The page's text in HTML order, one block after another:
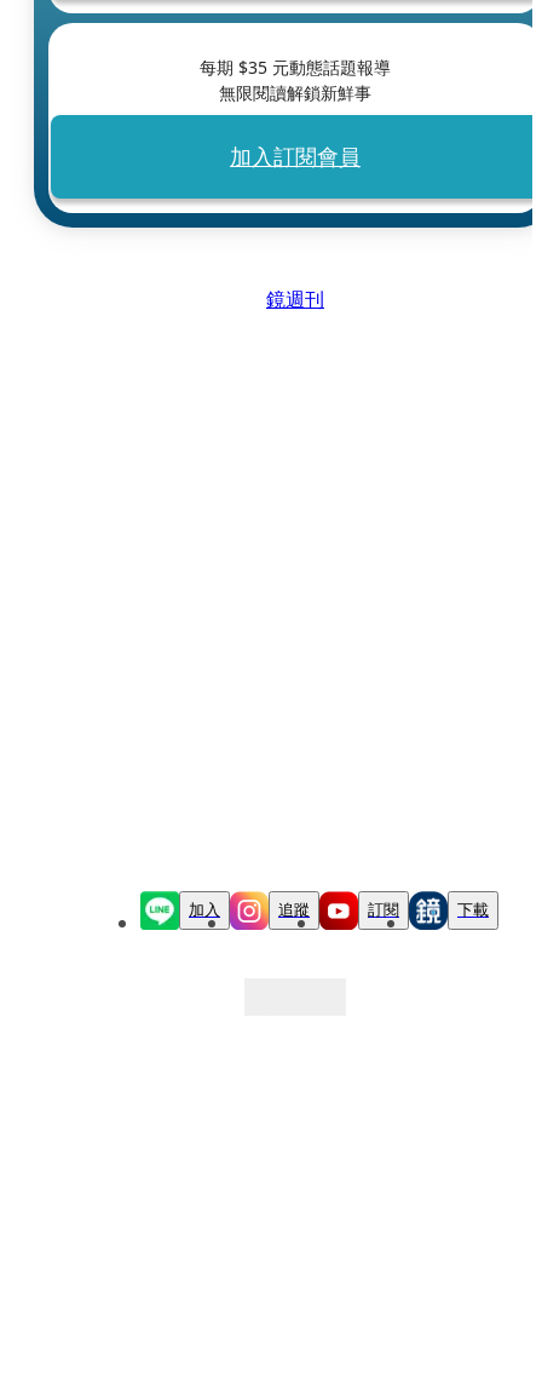
每期 $35 元動態話題報導
無限閱讀解鎖新鮮事
加入訂閱會員
鏡週刊
加入 追蹤 訂閱 下載